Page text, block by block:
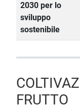
2030 per lo
sviluppo
sostenibile
FRUTTO